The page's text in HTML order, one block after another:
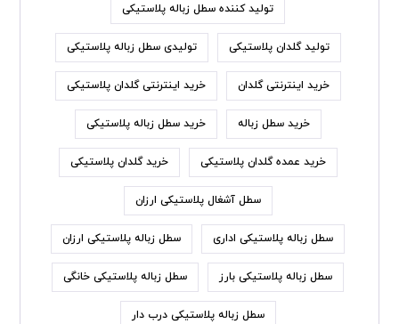
تولید کننده سطل زباله پلاستیکی
تولید گلدان پلاستیکی تولیدی سطل زباله پلاستیکی
خرید اینترنتی گلدان خرید اینترنتی گلدان پلاستیکی
خرید سطل زباله خرید سطل زباله پلاستیکی
خرید عمده گلدان پلاستیکی خرید گلدان پلاستیکی
سطل آشغال پلاستیکی ارزان
سطل زباله پلاستیکی اداری سطل زباله پلاستیکی ارزان
سطل زباله پلاستیکی بارز سطل زباله پلاستیکی خانگی
سطل زباله پلاستیکی درب دار